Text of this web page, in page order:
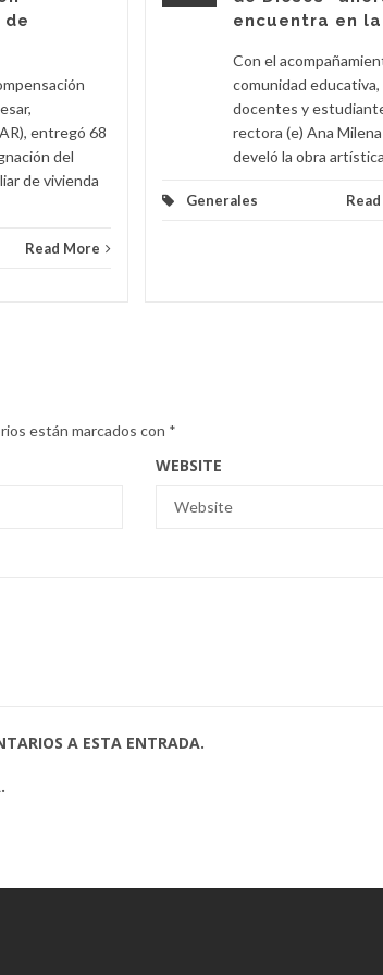
de
entregó 68
del
de vivienda
Read More
encuentra en la
Con el
comunidad educativa,
docentes y
rectora (e) Ana Milena
develó la obra
Generales
están marcados con *
WEBSITE
A ESTA ENTRADA.